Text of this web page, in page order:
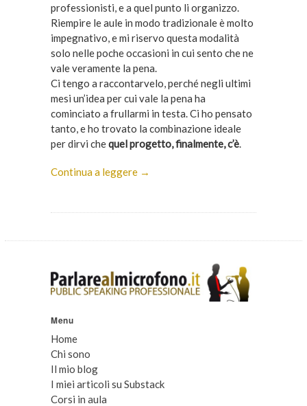
professionisti, e a quel punto li organizzo.
Riempire le aule in modo tradizionale è molto
impegnativo, e mi riservo questa modalità
solo nelle poche occasioni in cui sento che ne
vale veramente la pena.
Ci tengo a raccontarvelo, perché negli ultimi
mesi un’idea per cui vale la pena ha
cominciato a frullarmi in testa. Ci ho pensato
tanto, e ho trovato la combinazione ideale
per dirvi chequel progetto, finalmente, c’è.
Continua a leggere →
Menu
Home
Chi sono
Il mio blog
I miei articoli su Substack
Corsi in aula